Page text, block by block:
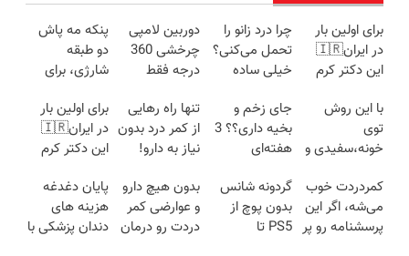
برای اولین بار
در ایران🇮🇷
این دکتر کرم
روزه ساخت!
چرا درد زانو را
تحمل می‌کنی؟
خیلی ساده
درمانش کن
دوربین لامپی
چرخشی 360
درجه فقط
🔥 پرداخت
درب منزل
پنکه مه پاش
دو طبقه
شارژی، برای
برق!!
با این روش
توی
خونه،سفیدی و
برگردون
(40%off)
جای زخم و
بخیه داری؟؟ 3
هفته‌ای
تنها راه رهایی
از کمر درد بدون
نیاز به دارو!
برای اولین بار
در ایران🇮🇷
این دکتر کرم
روزه ساخت!
کمردردت خوب
می‌شه، اگر این
پرسشنامه رو پر
گردونه شانس
بدون پوچ از
PS5 تا
بدون هیچ دارو
و عوارضی کمر
دردت رو درمان
پایان دغدغه
هزینه های
دندان پزشکی با